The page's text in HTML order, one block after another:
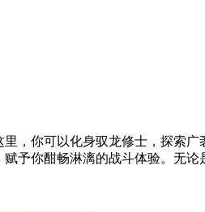
，你可以化身驭龙修士，探索广
予你酣畅淋漓的战斗体验。无